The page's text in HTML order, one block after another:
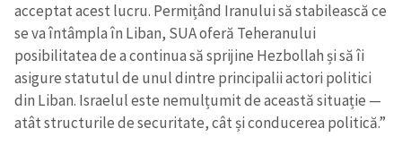
acceptat acest lucru. Permițând Iranului să stabilească ce
se va întâmpla în Liban, SUA oferă Teheranului
posibilitatea de a continua să sprijine Hezbollah și să îi
asigure statutul de unul dintre principalii actori politici
din Liban. Israelul este nemulțumit de această situație —
atât structurile de securitate, cât și conducerea politică.”